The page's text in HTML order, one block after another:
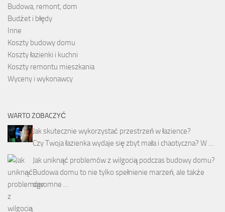
Budowa, remont, dom
Budżet i błędy
Inne
Koszty budowy domu
Koszty łazienki i kuchni
Koszty remontu mieszkania
Wyceny i wykonawcy
WARTO ZOBACZYĆ
Jak skutecznie wykorzystać przestrzeń w łazience?
Czy Twoja łazienka wydaje się zbyt mała i chaotyczna? W …
Jak uniknąć problemów z wilgocią podczas budowy domu?
Budowa domu to nie tylko spełnienie marzeń, ale także
ogromne …